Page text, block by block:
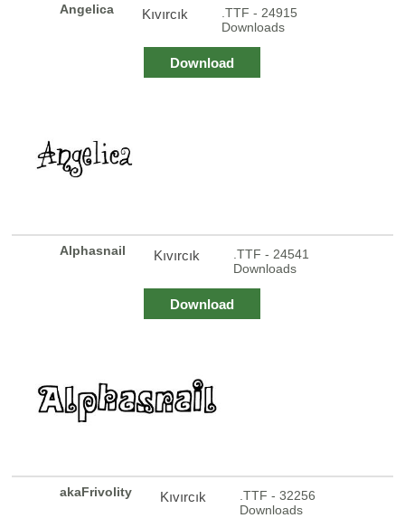
Angelica Kıvırcık
.TTF - 24915
Downloads
Download
Alphasnail Kıvırcık
.TTF - 24541
Downloads
Download
akaFrivolity Kıvırcık
.TTF - 32256
Downloads